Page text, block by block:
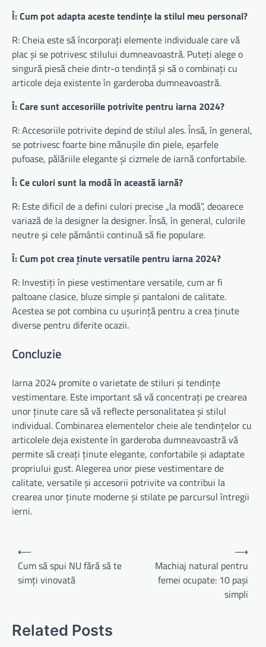
Î: Cum pot adapta aceste tendințe la stilul meu personal?
R: Cheia este să încorporați elemente individuale care vă
plac și se potrivesc stilului dumneavoastră. Puteți alege o
singură piesă cheie dintr-o tendință și să o combinați cu
articole deja existente în garderoba dumneavoastră.
Î: Care sunt accesoriile potrivite pentru iarna 2024?
R: Accesoriile potrivite depind de stilul ales. Însă, în general,
se potrivesc foarte bine mănușile din piele, eșarfele
pufoase, pălăriile elegante și cizmele de iarnă confortabile.
Î: Ce culori sunt la modă în această iarnă?
R: Este dificil de a defini culori precise „la modă”, deoarece
variază de la designer la designer. Însă, în general, culorile
neutre și cele pământii continuă să fie populare.
Î: Cum pot crea ținute versatile pentru iarna 2024?
R: Investiți în piese vestimentare versatile, cum ar fi
paltoane clasice, bluze simple și pantaloni de calitate.
Acestea se pot combina cu ușurință pentru a crea ținute
diverse pentru diferite ocazii.
Concluzie
Iarna 2024 promite o varietate de stiluri și tendințe
vestimentare. Este important să vă concentrați pe crearea
unor ținute care să vă reflecte personalitatea și stilul
individual. Combinarea elementelor cheie ale tendințelor cu
articolele deja existente în garderoba dumneavoastră vă
permite să creați ținute elegante, confortabile și adaptate
propriului gust. Alegerea unor piese vestimentare de
calitate, versatile și accesorii potrivite va contribui la
crearea unor ținute moderne și stilate pe parcursul întregii
ierni.
Navigare
în
articole
⟵
Cum să spui NU fără să te
simți vinovată
Machiaj natural pentru
femei ocupate: 10 pași
simpli
⟶
Related Posts